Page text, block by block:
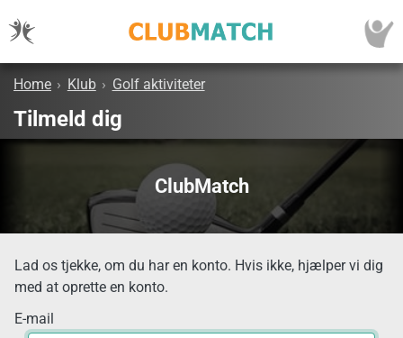
Home › Klub › Golf aktiviteter
Tilmeld dig
ClubMatch
Lad os tjekke, om du har en konto. Hvis ikke, hjælper vi dig
med at oprette en konto.
E-mail